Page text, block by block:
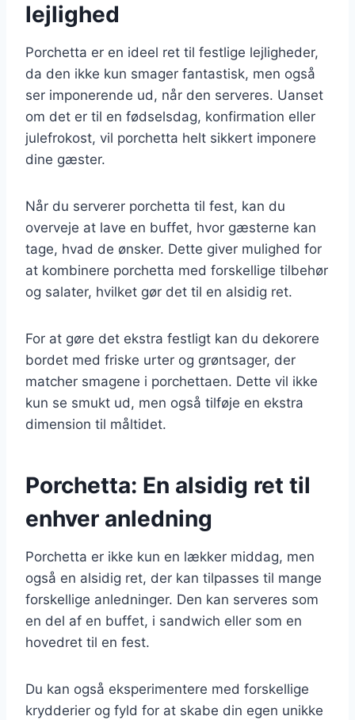
lejlighed
Porchetta er en ideel ret til festlige lejligheder,
da den ikke kun smager fantastisk, men også
ser imponerende ud, når den serveres. Uanset
om det er til en fødselsdag, konfirmation eller
julefrokost, vil porchetta helt sikkert imponere
dine gæster.
Når du serverer porchetta til fest, kan du
overveje at lave en buffet, hvor gæsterne kan
tage, hvad de ønsker. Dette giver mulighed for
at kombinere porchetta med forskellige tilbehør
og salater, hvilket gør det til en alsidig ret.
For at gøre det ekstra festligt kan du dekorere
bordet med friske urter og grøntsager, der
matcher smagene i porchettaen. Dette vil ikke
kun se smukt ud, men også tilføje en ekstra
dimension til måltidet.
Porchetta: En alsidig ret til
enhver anledning
Porchetta er ikke kun en lækker middag, men
også en alsidig ret, der kan tilpasses til mange
forskellige anledninger. Den kan serveres som
en del af en buffet, i sandwich eller som en
hovedret til en fest.
Du kan også eksperimentere med forskellige
krydderier og fyld for at skabe din egen unikke